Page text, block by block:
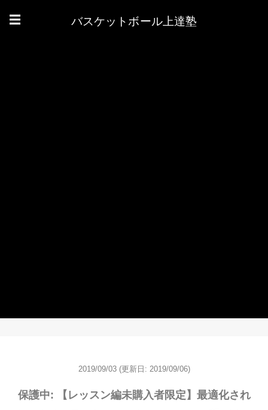
☰ バスケットボール上達塾
2019/09/03 (更新日: 2019/09/06)
保護中: 【レッスン編未購入者限定】最適化され